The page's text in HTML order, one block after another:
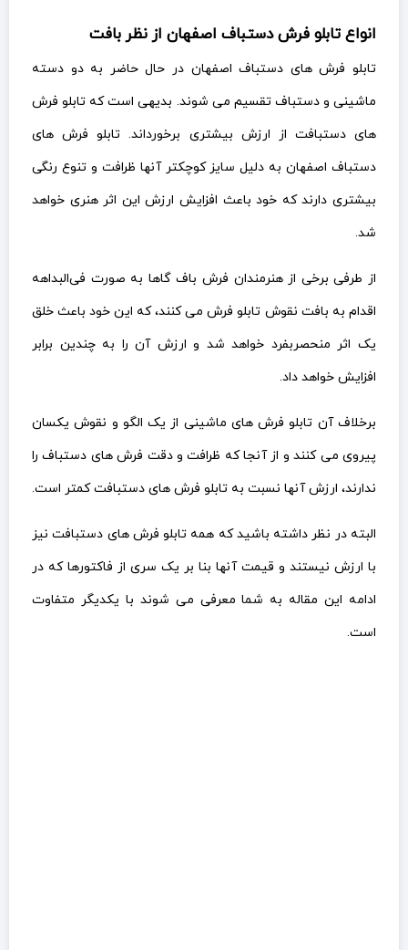
انواع تابلو فرش دستباف اصفهان از نظر بافت
تابلو فرش های دستباف اصفهان در حال حاضر به دو دسته
ماشینی و دستباف تقسیم می شوند. بدیهی است که تابلو فرش
های دستبافت از ارزش بیشتری برخورداند. تابلو فرش های
دستباف اصفهان به دلیل سایز کوچکتر آنها ظرافت و تنوع رنگی
بیشتری دارند که خود باعث افزایش ارزش این اثر هنری خواهد
شد.
از طرفی برخی از هنرمندان فرش باف گاها به صورت فی‌البداهه
اقدام به بافت نقوش تابلو فرش می کنند، که این خود باعث خلق
یک اثر منحصربفرد خواهد شد و ارزش آن را به چندین برابر
افزایش خواهد داد.
برخلاف آن تابلو فرش های ماشینی از یک الگو و نقوش یکسان
پیروی می کنند و از آنجا که ظرافت و دقت فرش های دستباف را
ندارند، ارزش آنها نسبت به تابلو فرش های دستبافت کمتر است.
البته در نظر داشته باشید که همه تابلو فرش های دستبافت نیز
با ارزش نیستند و قیمت آنها بنا بر یک سری از فاکتورها که در
ادامه این مقاله به شما معرفی می شوند با یکدیگر متفاوت
است.